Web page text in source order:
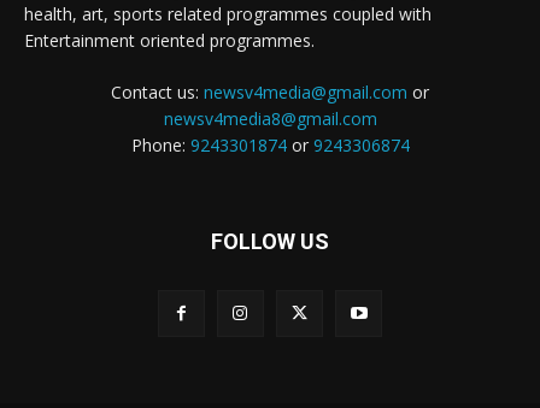
health, art, sports related programmes coupled with
Entertainment oriented programmes.
Contact us: newsv4media@gmail.com or
newsv4media8@gmail.com
Phone: 9243301874or 9243306874
FOLLOW US